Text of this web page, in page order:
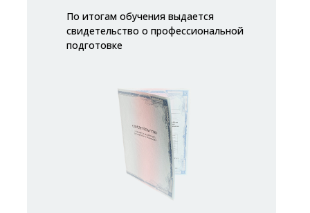
По итогам обучения выдается
свидетельство о профессиональной
подготовке